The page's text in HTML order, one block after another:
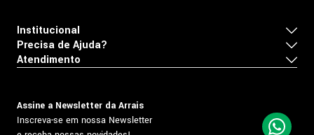
Institucional
Precisa de Ajuda?
Atendimento
Assine a Newsletter da Arrais
Inscreva-se em nossa Newsletter